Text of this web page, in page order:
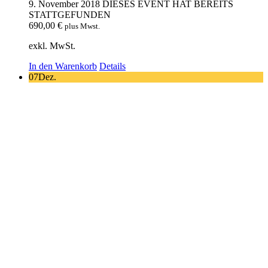
9. November 2018 DIESES EVENT HAT BEREITS
STATTGEFUNDEN
690,00 € plus Mwst.
exkl. MwSt.
In den Warenkorb Details
07Dez.